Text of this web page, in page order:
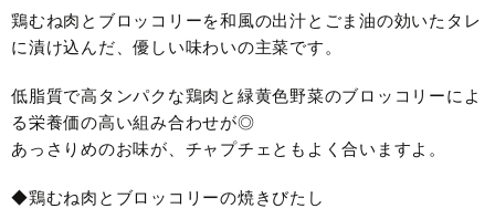
鶏むね肉とブロッコリーを和風の出汁とごま油の効いたタレ
に漬け込んだ、優しい味わいの主菜です。
低脂質で高タンパクな鶏肉と緑黄色野菜のブロッコリーによ
る栄養価の高い組み合わせが◎
あっさりめのお味が、チャプチェともよく合いますよ。
◆鶏むね肉とブロッコリーの焼きびたし